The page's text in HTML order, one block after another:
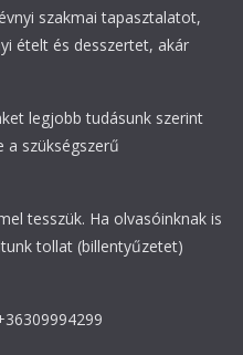
szakmai tapasztalatot,
ételt és desszertet, akár
legjobb tudásunk szerint
a szükségszerű
tesszük. Ha olvasóinknak is
tollat (billentyűzetet)